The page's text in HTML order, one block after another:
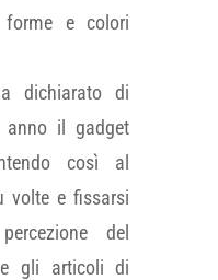
forme e colori
dichiarato di
anno il gadget
così al
volte e fissarsi
del
gli articoli di